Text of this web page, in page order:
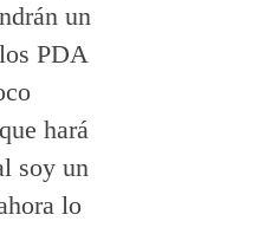
un
PDA
hará
soy un
lo